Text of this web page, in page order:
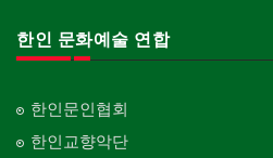
한인 문화예술 연합
한인문인협회
한인교향악단